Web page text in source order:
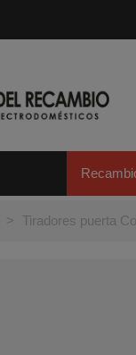
> Tiradores puerta